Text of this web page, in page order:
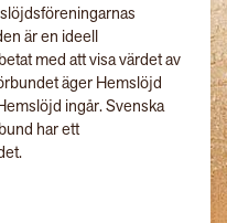
är en ideell
med att visa värdet av
äger Hemslöjd
ingår. Svenska
har ett